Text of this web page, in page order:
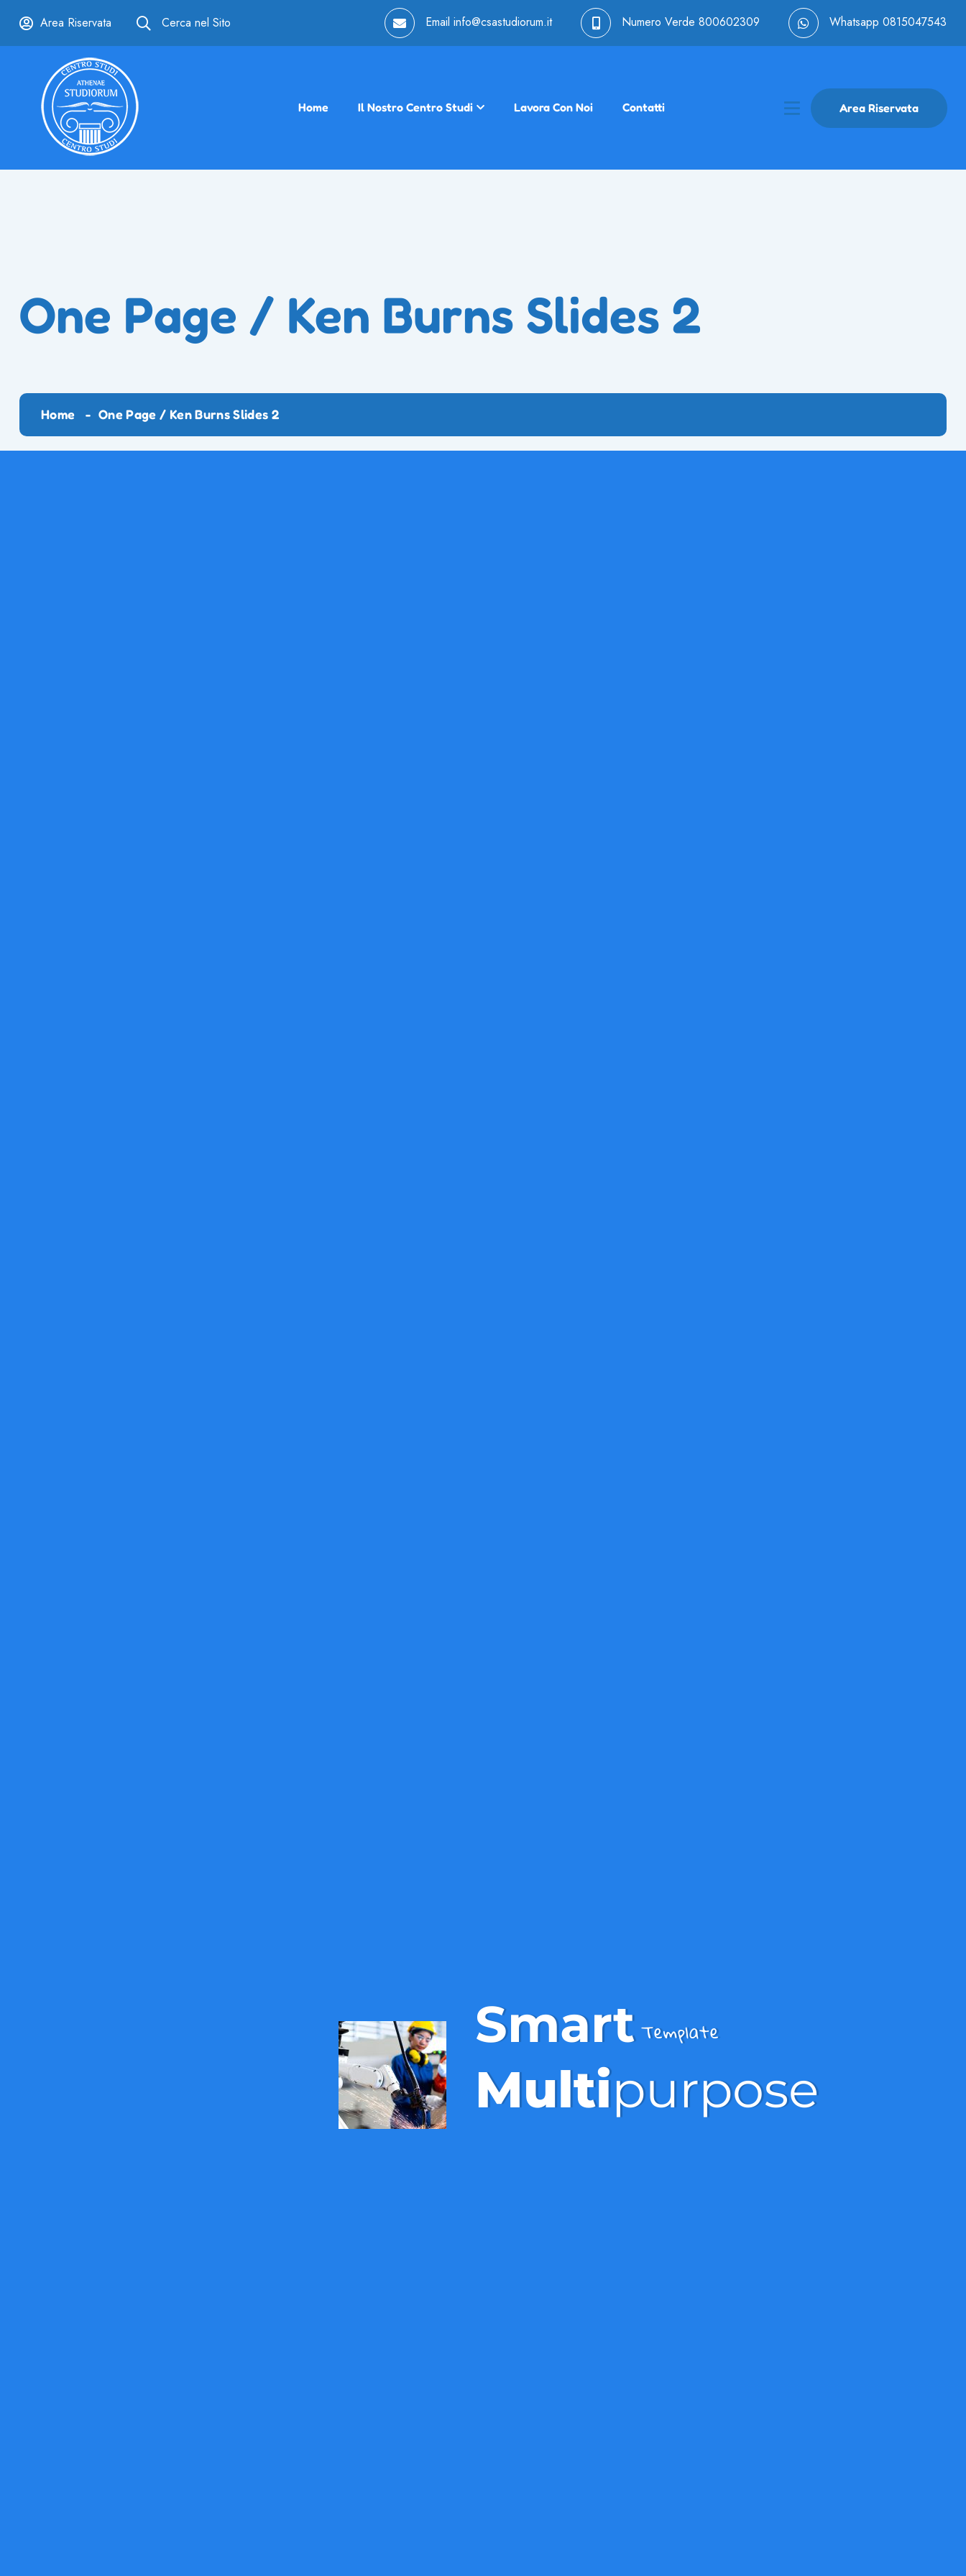
Area Riservata Cerca nel Sito Email info@csastudiorum.it Numero Verde 800602309 Whatsapp 0815047543
Home Il Nostro Centro Studi Lavora Con Noi Contatti Area Riservata
One Page / Ken Burns Slides 2
Home One Page / Ken Burns Slides 2
Smart Template
Multipurpose